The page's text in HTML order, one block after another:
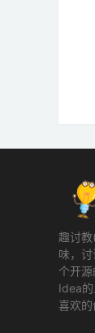
趣讨
味，
个开
Idea
喜欢